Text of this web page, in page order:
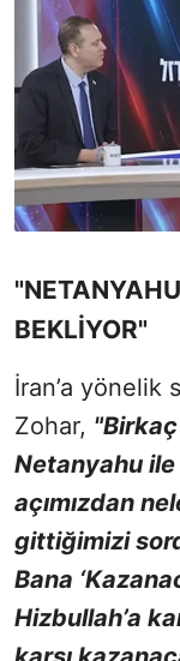
BEKLİYOR"
İran’a yönelik
Zohar,
Netanyahu
açımızdan
gittiğimizi
Bana
Hizbullah’a